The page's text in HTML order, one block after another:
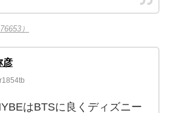
）
彦
はBTSに良くディズニー